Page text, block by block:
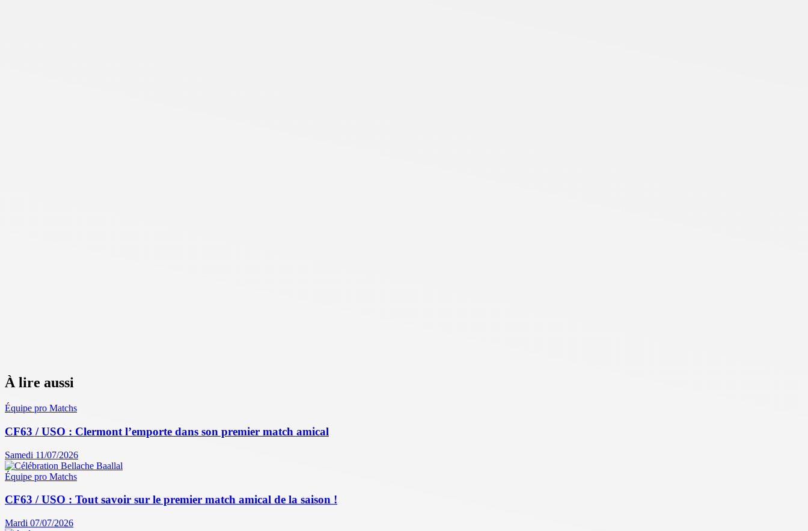
À lire aussi
Équipe pro Matchs
CF63 / USO : Clermont l’emporte dans son premier match amical
Samedi 11/07/2026
Équipe pro Matchs
CF63 / USO : Tout savoir sur le premier match amical de la saison !
Mardi 07/07/2026